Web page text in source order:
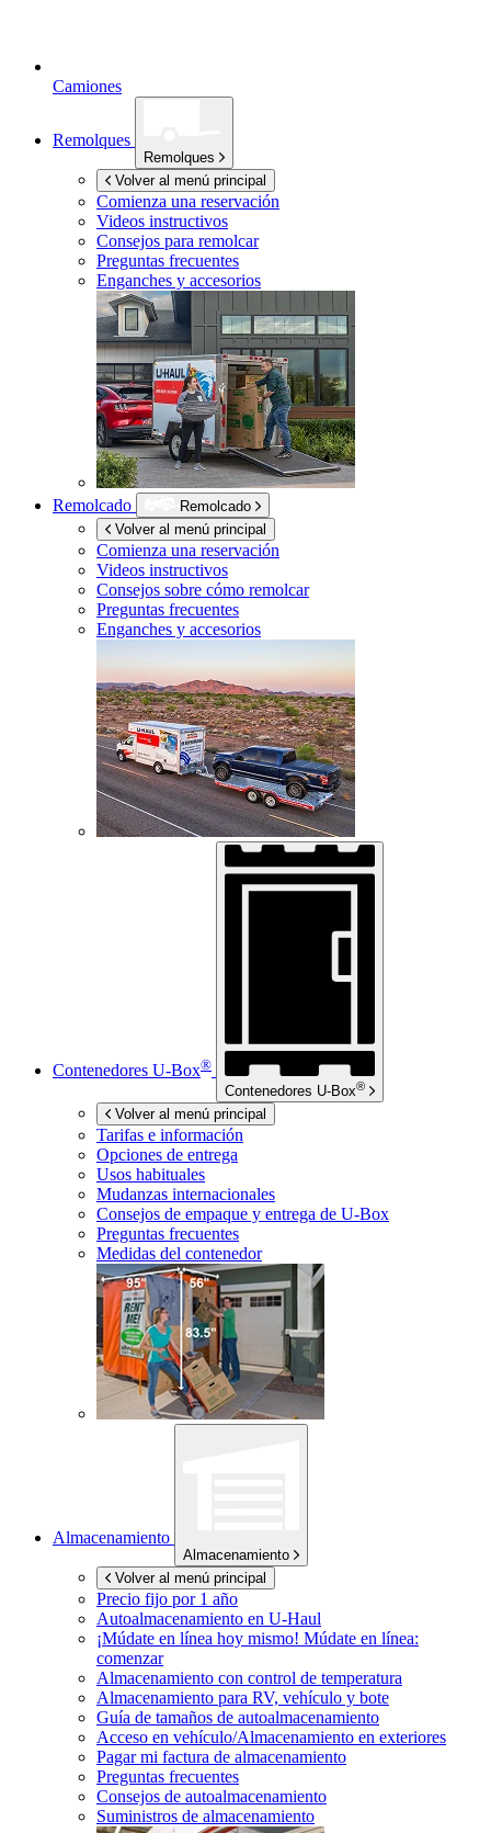
Camiones
Remolques
Remolques
Volver al menú principal
Comienza una reservación
Videos instructivos
Consejos para remolcar
Preguntas frecuentes
Enganches y accesorios
Remolcado
Remolcado
Volver al menú principal
Comienza una reservación
Videos instructivos
Consejos sobre cómo remolcar
Preguntas frecuentes
Enganches y accesorios
Contenedores U-Box®
Contenedores U-Box®
Volver al menú principal
Tarifas e información
Opciones de entrega
Usos habituales
Mudanzas internacionales
Consejos de empaque y entrega de U-Box
Preguntas frecuentes
Medidas del contenedor
Almacenamiento
Almacenamiento
Volver al menú principal
Precio fijo por 1 año
Autoalmacenamiento en U-Haul
¡Múdate en línea hoy mismo! Múdate en línea:
comenzar
Almacenamiento con control de temperatura
Almacenamiento para RV, vehículo y bote
Guía de tamaños de autoalmacenamiento
Acceso en vehículo/Almacenamiento en exteriores
Pagar mi factura de almacenamiento
Preguntas frecuentes
Consejos de autoalmacenamiento
Suministros de almacenamiento